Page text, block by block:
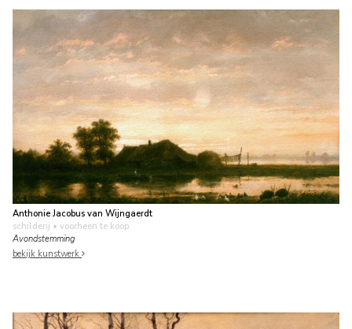
Anthonie Jacobus van Wijngaerdt
schilderij • voorheen te koop
Avondstemming
bekijk kunstwerk